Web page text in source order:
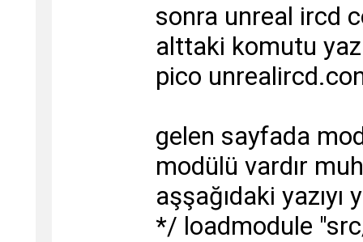
sonra unreal ircd
alttaki komutu
pico
gelen sayfada
modülü vardır
aşşağıdaki yazıyı
*/ loadmodule